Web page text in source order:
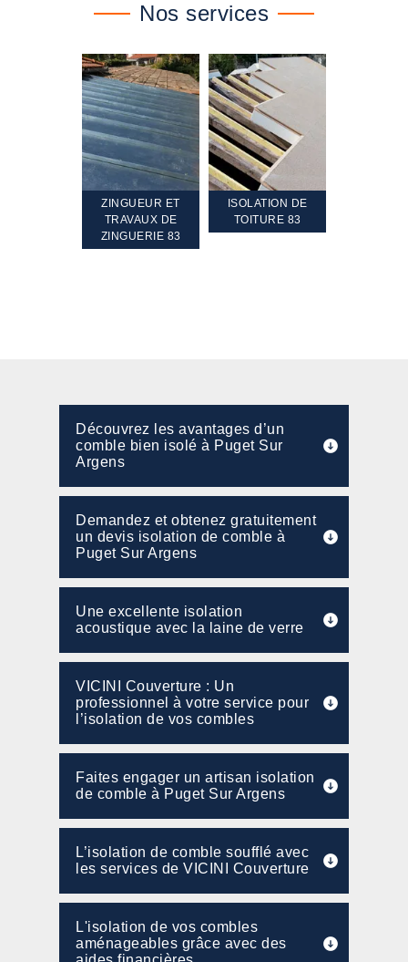
Nos services
ZINGUEUR ET
TRAVAUX DE
ZINGUERIE 83
ISOLATION DE
TOITURE 83
Découvrez les avantages d’un
comble bien isolé à Puget Sur
Argens
Demandez et obtenez gratuitement
un devis isolation de comble à
Puget Sur Argens
Une excellente isolation
acoustique avec la laine de verre
VICINI Couverture : Un
professionnel à votre service pour
l’isolation de vos combles
Faites engager un artisan isolation
de comble à Puget Sur Argens
L’isolation de comble soufflé avec
les services de VICINI Couverture
L'isolation de vos combles
aménageables grâce avec des